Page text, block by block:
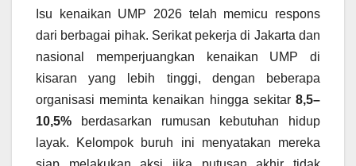
Isu kenaikan UMP 2026 telah memicu respons
dari berbagai pihak. Serikat pekerja di Jakarta dan
nasional memperjuangkan kenaikan UMP di
kisaran yang lebih tinggi, dengan beberapa
organisasi meminta kenaikan hingga sekitar 8,5–
10,5% berdasarkan rumusan kebutuhan hidup
layak. Kelompok buruh ini menyatakan mereka